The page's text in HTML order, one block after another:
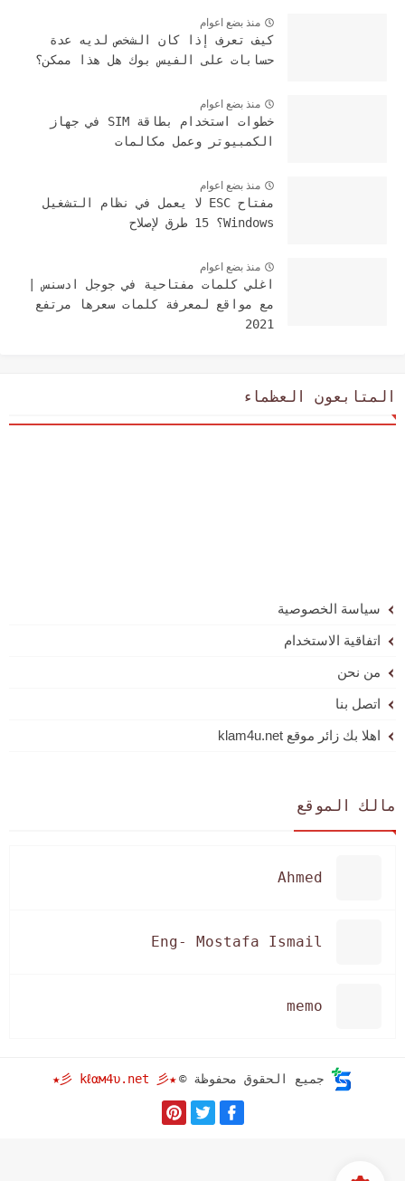
منذ بضع اعوام
كيف تعرف إذا كان الشخص لديه عدة
حسابات على الفيس بوك هل هذا ممكن؟
منذ بضع اعوام
خطوات استخدام بطاقة SIM في جهاز
الكمبيوتر وعمل مكالمات
منذ بضع اعوام
مفتاح ESC لا يعمل في نظام التشغيل
Windows؟ 15 طرق لإصلاح
منذ بضع اعوام
اغلي كلمات مفتاحية في جوجل ادسنس |
مع مواقع لمعرفة كلمات سعرها مرتفع
2021
المتابعون العظماء
سياسة الخصوصية
اتفاقية الاستخدام
من نحن
اتصل بنا
اهلا بك زائر موقع klam4u.net
مالك الموقع
Ahmed
Eng- Mostafa Ismail
memo
جميع الحقوق محفوظة ©★彡 kℓαм4υ.net 彡★